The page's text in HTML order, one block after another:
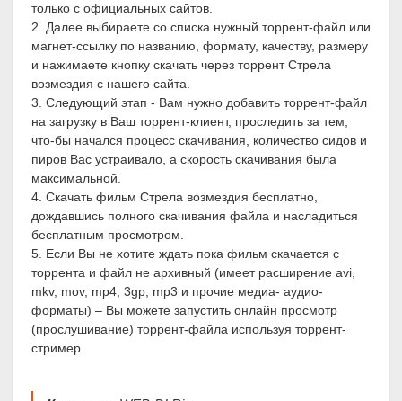
только с официальных сайтов.
2. Далее выбираете со списка нужный торрент-файл или
магнет-ссылку по названию, формату, качеству, размеру
и нажимаете кнопку скачать через торрент Стрела
возмездия с нашего сайта.
3. Следующий этап - Вам нужно добавить торрент-файл
на загрузку в Ваш торрент-клиент, проследить за тем,
что-бы начался процесс скачивания, количество сидов и
пиров Вас устраивало, а скорость скачивания была
максимальной.
4. Скачать фильм Стрела возмездия бесплатно,
дождавшись полного скачивания файла и насладиться
бесплатным просмотром.
5. Если Вы не хотите ждать пока фильм скачается с
торрента и файл не архивный (имеет расширение avi,
mkv, mov, mp4, 3gp, mp3 и прочие медиа- аудио-
форматы) – Вы можете запустить онлайн просмотр
(прослушивание) торрент-файла используя торрент-
стример.